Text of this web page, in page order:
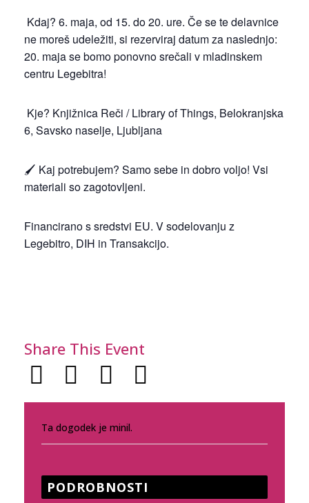
Kdaj? 6. maja, od 15. do 20. ure. Če se te delavnice
ne moreš udeležiti, si rezerviraj datum za naslednjo:
20. maja se bomo ponovno srečali v mladinskem
centru Legebitra!
Kje? Knjižnica Reči / Library of Things, Belokranjska
6, Savsko naselje, Ljubljana
🖌️ Kaj potrebujem? Samo sebe in dobro voljo! Vsi
materiali so zagotovljeni.
Financirano s sredstvi EU. V sodelovanju z
Legebitro, DIH in Transakcijo.
Share This Event
Ta dogodek je minil.
PODROBNOSTI